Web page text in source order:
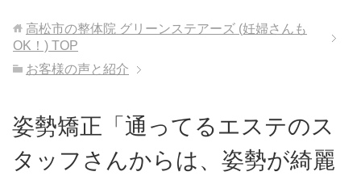
高松市の整体院 グリーンステアーズ (妊婦さんも
OK！) TOP
お客様の声と紹介
姿勢矯正「通ってるエステのス
タッフさんからは、姿勢が綺麗